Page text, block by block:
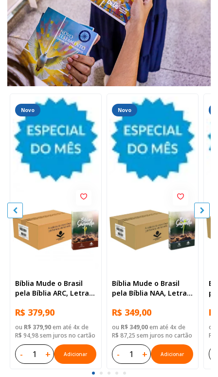
Novo
Bíblia Mude o Brasil
pela Bíblia ARC, Letra
— 52 Biblias
R$ 379,90
ou R$ 379,90em até 4x de
R$ 94,98 sem juros no cartão
- + Adicionar
Novo
Bíblia Mude o Brasil
pela Bíblia NAA, Letra
— Mude Brasil
R$ 349,00
ou R$ 349,00em até 4x de
R$ 87,25 sem juros no cartão
- + Adicionar
—
ou
R$